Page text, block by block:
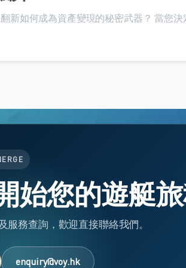
新如何成為資產變現的秘密武器？ 當您決
始您的遊艇
服務查詢，歡迎直接聯絡我們。
enquiry@voy.hk